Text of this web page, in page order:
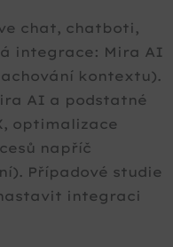
chat, chatboti,
integrace: Mira AI
kontextu).
AI a podstatné
optimalizace
napříč
Případové studie
integraci